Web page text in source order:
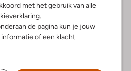
met het gebruik van alle
.
de pagina kun je jouw
of een klacht